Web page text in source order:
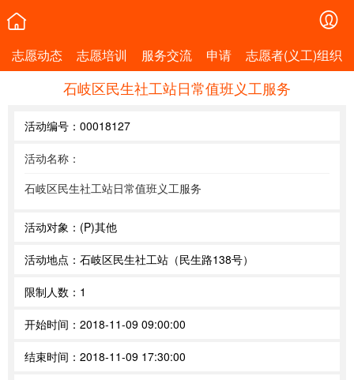
志愿动态 志愿培训 服务交流 申请 志愿者(义工)组织
石岐区民生社工站日常值班义工服务
活动编号： 00018127
活动名称：
石岐区民生社工站日常值班义工服务
活动对象： (P)其他
活动地点： 石岐区民生社工站（民生路138号）
限制人数： 1
开始时间： 2018-11-09 09:00:00
结束时间： 2018-11-09 17:30:00